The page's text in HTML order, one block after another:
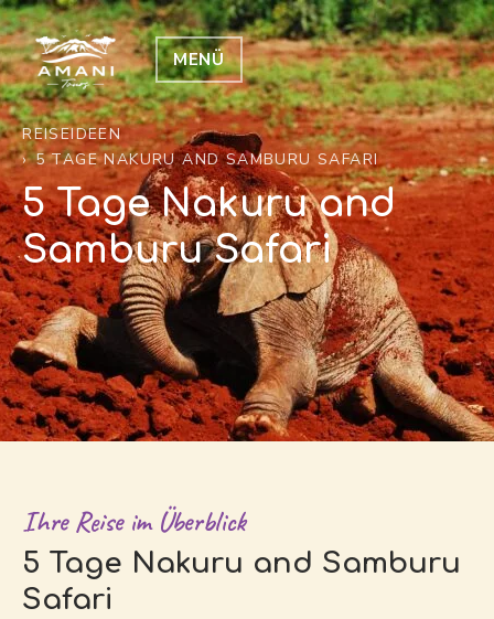
MENÜ
REISEIDEEN
5 TAGE NAKURU AND SAMBURU SAFARI
5 Tage Nakuru and
Samburu Safari
Ihre Reise im Überblick
5 Tage Nakuru and Samburu
Safari